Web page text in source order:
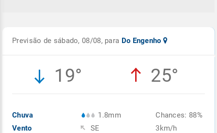
Previsão de sábado, 08/08, para Do Engenho
19° 25°
Chuva
Vento
1.8mm
SE
Chances: 88%
3km/h